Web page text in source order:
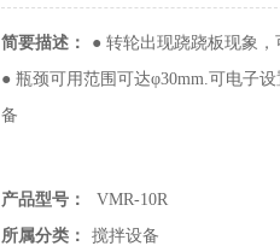
简要描述：
● 转轮出现跷跷板现象，
● 瓶颈可用范围可达φ30mm.可电子
备
产品型号：
VMR-10R
所属分类：
搅拌设备